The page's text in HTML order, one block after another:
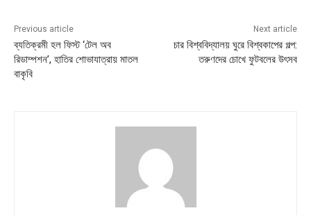
Previous article
ব্যতিক্রমী হল ফিস্ট ‘টেল অব
রিডাম্পশন’, হাতির শোভাযাত্রায় মাতল
বাকৃবি
Next article
চার বিশ্ববিদ্যালয় ঘুরে বিশ্বকাপের গল্প:
তরুণদের চোখে ফুটবলের উৎসব